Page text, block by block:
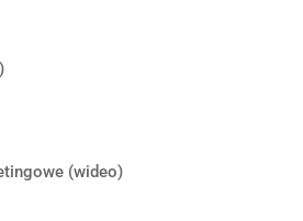
(wideo)